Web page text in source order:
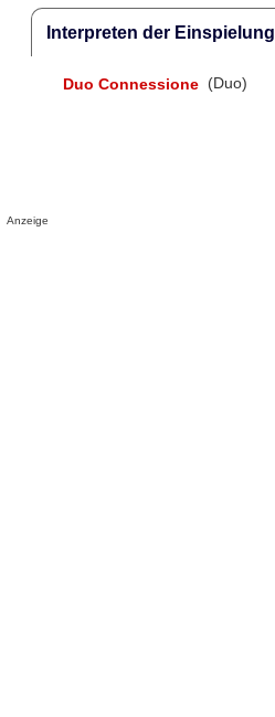
Interpreten der Einspielung
Duo Connessione (Duo)
Anzeige